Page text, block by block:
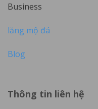
Business
lăng mộ đá
Blog
Thông tin liên hệ